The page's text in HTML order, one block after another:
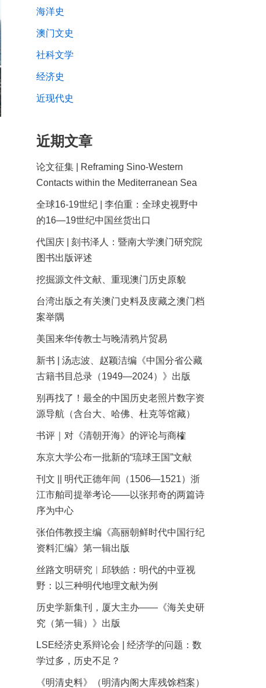
海洋史
澳门文史
社科文学
经济史
近现代史
近期文章
论文征集 | Reframing Sino-Western
Contacts within the Mediterranean Sea
全球16-19世纪 | 李伯重：全球史视野中
的16—19世纪中国丝货出口
代国庆 | 刻书泽人：暨南大学澳门研究院
图书出版评述
挖掘源文件文献、重现澳门历史原貌
台湾出版之有关澳门史料及庋藏之澳门档
案举隅
美国来华传教士与晚清鸦片贸易
新书 | 汤志波、赵颖洁编《中国分省公藏
古籍书目总录（1949—2024）》出版
别再找了！最全的中国历史老照片数字资
源导航（含台大、哈佛、杜克等馆藏）
书评｜对《清朝开海》的评论与商榷
东京大学公布一批新的“琉球王国”文献
刊文 || 明代正德年间（1506—1521）浙
江市舶司提举考论——以张邦奇的两篇诗
序为中心
张伯伟教授主编《高丽朝鲜时代中国行纪
资料汇编》第一辑出版
丝路文明研究︱邱轶皓：明代的中亚视
野：以三种明代地理文献为例
历史学新集刊，厦大主办——《海关史研
究（第一辑）》出版
LSE经济史系辩论会 | 经济学的问题：数
学过多，历史不足？
《明清史料》（明清内阁大库残馀档案）